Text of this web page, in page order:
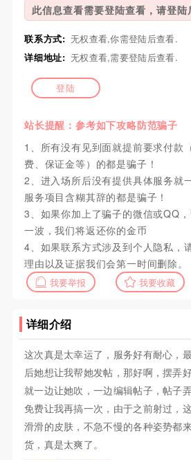
此信息查看需要登陆查看，请登陆
联系方式: 无权查看,你需登陆后查看.
详细地址: 无权查看,需要登陆后查看.
登陆
站长提醒：参考如下攻略防范骗子
1、所有没有见到面就提前要求付款
费、保证金等）的都是骗子！
2、进入场所后没有提供具体服务就
服务项目含糊其辞的都是骗子！
3、如果你加上了骗子的微信或QQ
一波，我们将返还你的金币
4、如果联系方式涉及到个人隐私，
理由以及证据我们会第一时间删除。
我要举报 我要收藏
详细介绍
这次真是太幸运了，服务好有耐心，
后她想让我帮她发帖，那好啊，摆弄
就一边让她吹，一边编辑帖子，帖子
免费让我再搞一次，由于之前射过，
滑滑的皮肤，不急不慢的各种姿势都
货，真是太爽了。